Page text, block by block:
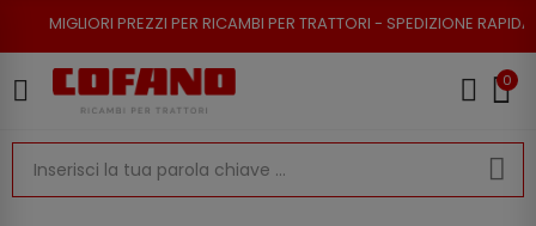
PREZZI PER RICAMBI PER TRATTORI - SPEDIZIONE RAPIDA - RESO
0